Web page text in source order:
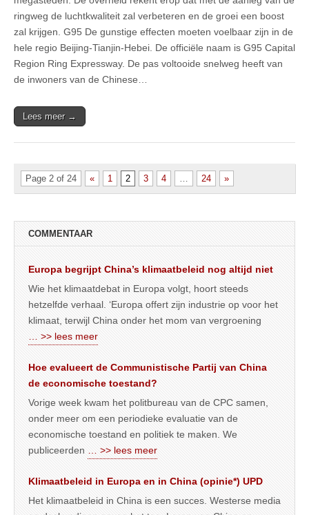
ringweg de luchtkwaliteit zal verbeteren en de groei een boost
zal krijgen. G95 De gunstige effecten moeten voelbaar zijn in de
hele regio Beijing-Tianjin-Hebei. De officiële naam is G95 Capital
Region Ring Expressway. De pas voltooide snelweg heeft van
de inwoners van de Chinese…
Lees meer →
Page 2 of 24 « 1 2 3 4 24 »
COMMENTAAR
Europa begrijpt China’s klimaatbeleid nog altijd niet
Wie het klimaatdebat in Europa volgt, hoort steeds
hetzelfde verhaal. ‘Europa offert zijn industrie op voor het
klimaat, terwijl China onder het mom van vergroening
… >> lees meer
Hoe evalueert de Communistische Partij van China
de economische toestand?
Vorige week kwam het politbureau van de CPC samen,
onder meer om een periodieke evaluatie van de
economische toestand en politiek te maken. We
publiceerden
… >> lees meer
Klimaatbeleid in Europa en in China (opinie*) UPD
Het klimaatbeleid in China is een succes. Westerse media